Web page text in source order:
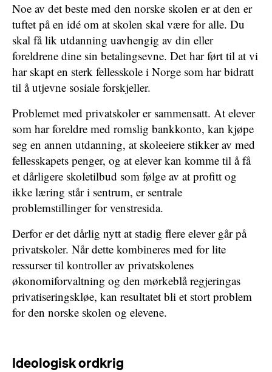
Noe av det beste med den norske skolen er at den er
tuftet på en idé om at skolen skal være for alle. Du
skal få lik utdanning uavhengig av din eller
foreldrene dine sin betalingsevne. Det har ført til at vi
har skapt en sterk fellesskole i Norge som har bidratt
til å utjevne sosiale forskjeller.
Problemet med privatskoler er sammensatt. At elever
som har foreldre med romslig bankkonto, kan kjøpe
seg en annen utdanning, at skoleeiere stikker av med
fellesskapets penger, og at elever kan komme til å få
et dårligere skoletilbud som følge av at profitt og
ikke læring står i sentrum, er sentrale
problemstillinger for venstresida.
Derfor er det dårlig nytt at stadig flere elever går på
privatskoler. Når dette kombineres med for lite
ressurser til kontroller av privatskolenes
økonomiforvaltning og den mørkeblå regjeringas
privatiseringskløe, kan resultatet bli et stort problem
for den norske skolen og elevene.
Ideologisk ordkrig